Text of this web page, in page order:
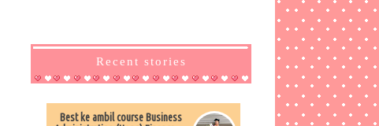
Recent stories
Best ke ambil course Business